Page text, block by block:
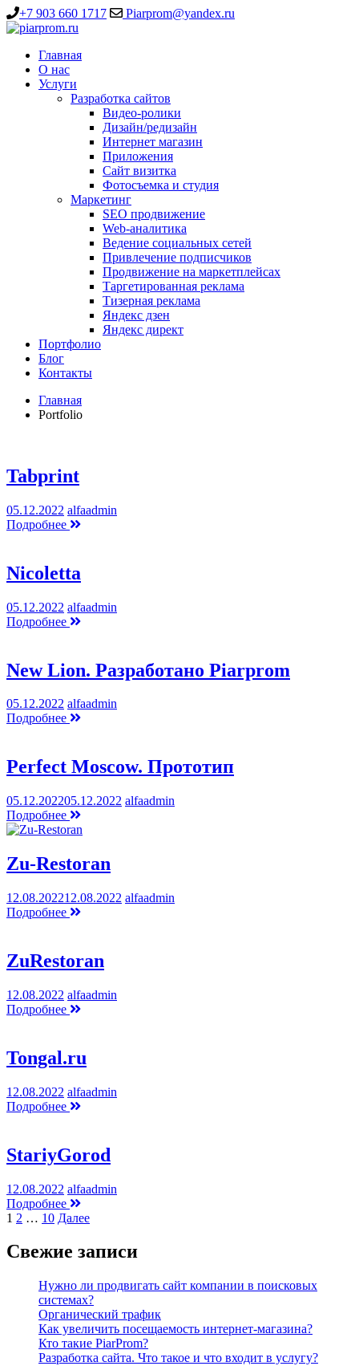
+7 903 660 1717 Piarprom@yandex.ru
Главная
О нас
Услуги
Разработка сайтов
Видео-ролики
Дизайн/редизайн
Интернет магазин
Приложения
Сайт визитка
Фотосъемка и студия
Маркетинг
SEO продвижение
Web-аналитика
Ведение социальных сетей
Привлечение подписчиков
Продвижение на маркетплейсах
Таргетированная реклама
Тизерная реклама
Яндекс дзен
Яндекс директ
Портфолио
Блог
Контакты
Главная
Portfolio
Tabprint
05.12.2022 alfaadmin
Подробнее
Nicoletta
05.12.2022 alfaadmin
Подробнее
New Lion. Разработано Piarprom
05.12.2022 alfaadmin
Подробнее
Perfect Moscow. Прототип
05.12.202205.12.2022 alfaadmin
Подробнее
Zu-Restoran
12.08.202212.08.2022 alfaadmin
Подробнее
ZuRestoran
12.08.2022 alfaadmin
Подробнее
Tongal.ru
12.08.2022 alfaadmin
Подробнее
StariyGorod
12.08.2022 alfaadmin
Подробнее
Пагинация
записей
1 2 … 10 Далее
Свежие записи
Нужно ли продвигать сайт компании в поисковых
системах?
Органический трафик
Как увеличить посещаемость интернет-магазина?
Кто такие PiarProm?
Разработка сайта. Что такое и что входит в услугу?